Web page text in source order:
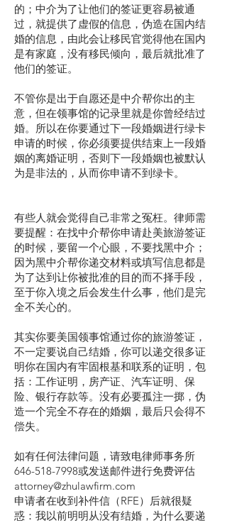
的；中介为了让他们的签证更容易被通
过，就提供了虚假的信息，伪造在国内结
婚的信息，由此会让移民官觉得他在国内
是有家庭，没有移民倾向，最后就批准了
他们的签证。
不管你是出于自愿还是中介帮你出的主
意，但在领事馆的记录里就是你曾经结过
婚。所以在你要通过下一段婚姻进行绿卡
申请的时候，你必须要提供结束上一段婚
姻的离婚证明，否则下一段婚姻也被默认
为是非法的，从而你申请不到绿卡。
有些人就会觉得自己非常之冤枉。律师需
要提醒：在找中介帮你申请赴美旅游签证
的时候，要留一个心眼，不要找黑中介；
因为黑中介帮你递交材料或填写信息都是
为了达到让你被批准的目的而不择手段，
至于你入境之后会发生什么事，他们是完
全不关心的。
其实你要美国领事馆通过你的旅游签证，
不一定要说自己结婚，你可以递交很多证
明你在国内有牢固根基和联系的证明，包
括：工作证明，房产证、汽车证明、保
险、银行存款等。没有必要孤注一掷，伪
造一个完全不存在的婚姻，最后只会得不
偿失。
如有任何法律问题，请致电律师事务所
646-518-7998或发送邮件进行免费评估
attorney@zhulawfirm.com
申请者在收到补件信（RFE）后就很疑
惑：我以前明明从没有结婚，为什么要递